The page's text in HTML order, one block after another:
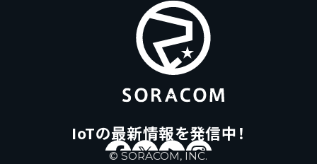
IoTの最新情報を発信中！
FacebookX(Twiiter)
©︎ SORACOM, INC.